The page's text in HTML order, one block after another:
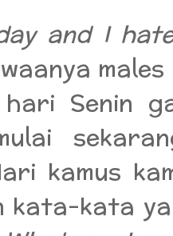
and I
Senin
kamus
kata-kata